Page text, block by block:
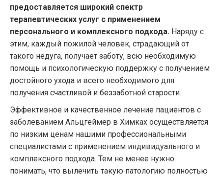
предоставляется широкий спектр
терапевтических услуг с применением
персонального и комплексного подхода. Наряду с
этим, каждый пожилой человек, страдающий от
такого недуга, получает заботу, всю необходимую
помощь и психологическую поддержку с получением
достойного ухода и всего необходимого для
получения счастливой и беззаботной старости.
Эффективное и качественное лечение пациентов с
заболеванием Альцгеймер в Химках осуществляется
по низким ценам нашими профессиональными
специалистами с применением индивидуального и
комплексного подхода. Тем не менее нужно
понимать, что вылечить такую патологию полностью